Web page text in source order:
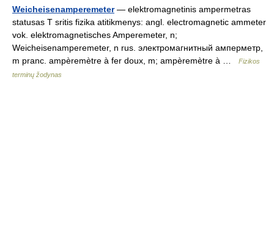
Weicheisenamperemeter— elektromagnetinis ampermetras
statusas T sritis fizika atitikmenys: angl. electromagnetic ammeter
vok. elektromagnetisches Amperemeter, n;
Weicheisenamperemeter, n rus. электромагнитный амперметр,
m pranc. ampèremètre à fer doux, m; ampèremètre à …
Fizikos
terminų žodynas